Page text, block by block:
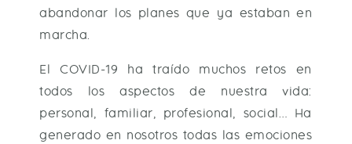
abandonar los planes que ya estaban en
marcha.
El COVID-19 ha traído muchos retos en
todos los aspectos de nuestra vida:
personal, familiar, profesional, social… Ha
generado en nosotros todas las emociones